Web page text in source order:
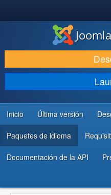
DESCARGAR & EXTENDER
DESCUBRE & APRENDE
COMUNIDAD & SOPORTE
RECURSOS PARA
Inicio Última versión
Paquetes de idioma
Documentación de la API